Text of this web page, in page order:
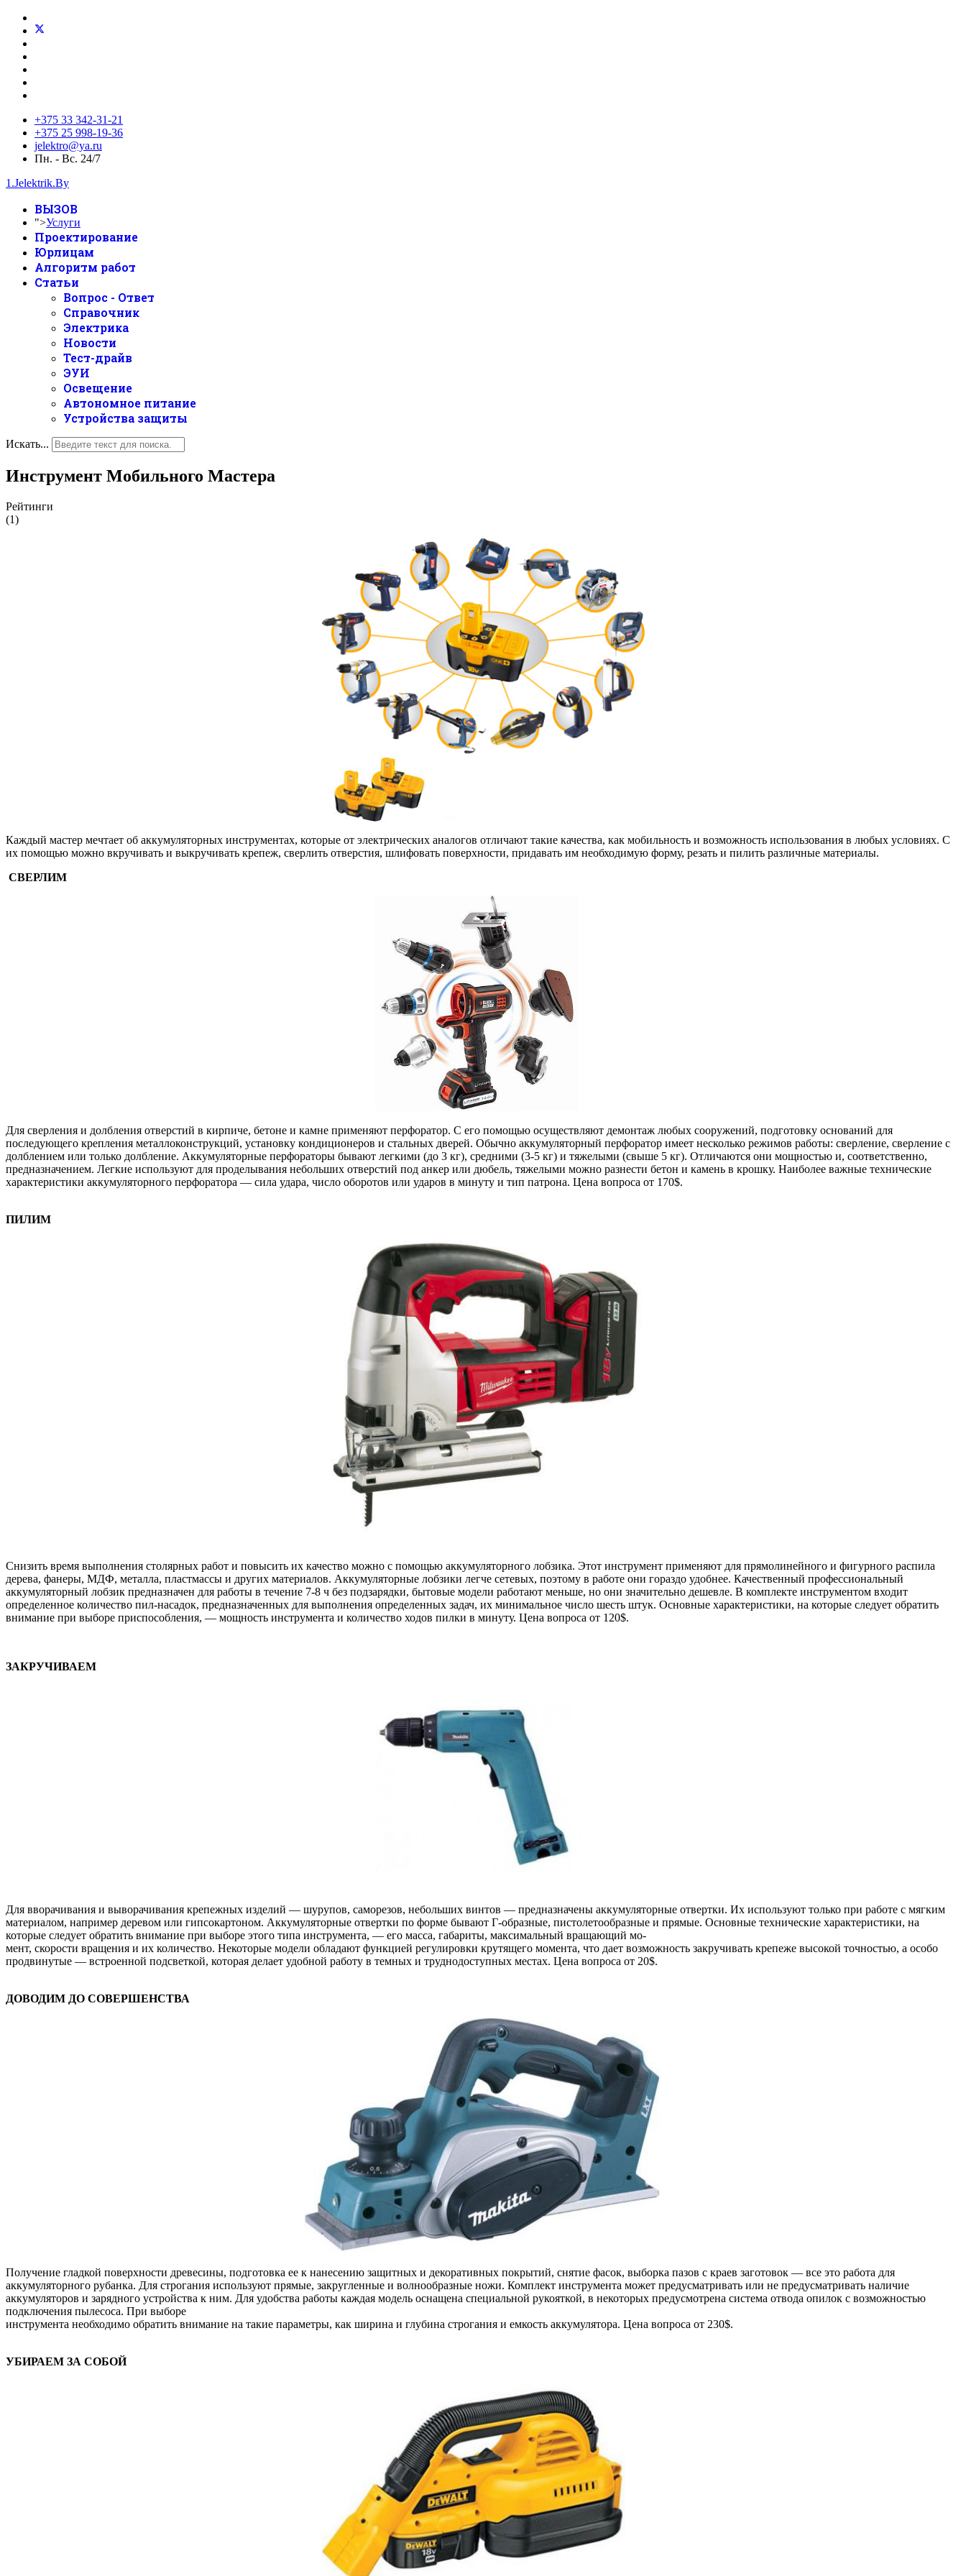
+375 33 342-31-21
+375 25 998-19-36
jelektro@ya.ru
Пн. - Вс. 24/7
1.Jelektrik.By
ВЫЗОВ
">Услуги
Проектирование
Юрлицам
Алгоритм работ
Статьи
Вопрос - Ответ
Справочник
Электрика
Новости
Тест-драйв
ЭУИ
Освещение
Автономное питание
Устройства защиты
Искать...
Инструмент Мобильного Мастера
Рейтинги
(1)
Каждый мастер мечтает об аккумуляторных инструментах, которые от электрических аналогов отличают такие качества, как мобильность и возможность использования в любых условиях. С
их помощью можно вкручивать и выкручивать крепеж, сверлить отверстия, шлифовать поверхности, придавать им необходимую форму, резать и пилить различные материалы.
СВЕРЛИМ
Для сверления и долбления отверстий в кирпиче, бетоне и камне применяют перфоратор. С его помощью осуществляют демонтаж любых сооружений, подготовку оснований для
последующего крепления металлоконструкций, установку кондиционеров и стальных дверей. Обычно аккумуляторный перфоратор имеет несколько режимов работы: сверление, сверление с
долблением или только долбление. Аккумуляторные перфораторы бывают легкими (до 3 кг), средними (3-5 кг) и тяжелыми (свыше 5 кг). Отличаются они мощностью и, соответственно,
предназначением. Легкие используют для проделывания небольших отверстий под анкер или дюбель, тяжелыми можно разнести бетон и камень в крошку. Наиболее важные технические
характеристики аккумуляторного перфоратора — сила удара, число оборотов или ударов в минуту и тип патрона. Цена вопроса от 170$.
ПИЛИМ
Снизить время выполнения столярных работ и повысить их качество можно с помощью аккумуляторного лобзика. Этот инструмент применяют для прямолинейного и фигурного распила
дерева, фанеры, МДФ, металла, пластмассы и других материалов. Аккумуляторные лобзики легче сетевых, поэтому в работе они гораздо удобнее. Качественный профессиональный
аккумуляторный лобзик предназначен для работы в течение 7-8 ч без подзарядки, бытовые модели работают меньше, но они значительно дешевле. В комплекте инструментом входит
определенное количество пил-насадок, предназначенных для выполнения определенных задач, их минимальное число шесть штук. Основные характеристики, на которые следует обратить
внимание при выборе приспособления, — мощность инструмента и количество ходов пилки в минуту. Цена вопроса от 120$.
ЗАКРУЧИВАЕМ
Для вворачивания и выворачивания крепежных изделий — шурупов, саморезов, небольших винтов — предназначены аккумуляторные отвертки. Их используют только при работе с мягким
материалом, например деревом или гипсокартоном. Аккумуляторные отвертки по форме бывают Г-образные, пистолетообразные и прямые. Основные технические характеристики, на
которые следует обратить внимание при выборе этого типа инструмента, — его масса, габариты, максимальный вращающий мо-
мент, скорости вращения и их количество. Некоторые модели обладают функцией регулировки крутящего момента, что дает возможность закручивать крепеже высокой точностью, а особо
продвинутые — встроенной подсветкой, которая делает удобной работу в темных и труднодоступных местах. Цена вопроса от 20$.
ДОВОДИМ ДО СОВЕРШЕНСТВА
Получение гладкой поверхности древесины, подготовка ее к нанесению защитных и декоративных покрытий, снятие фасок, выборка пазов с краев заготовок — все это работа для
аккумуляторного рубанка. Для строгания используют прямые, закругленные и волнообразные ножи. Комплект инструмента может предусматривать или не предусматривать наличие
аккумуляторов и зарядного устройства к ним. Для удобства работы каждая модель оснащена специальной рукояткой, в некоторых предусмотрена система отвода опилок с возможностью
подключения пылесоса. При выборе
инструмента необходимо обратить внимание на такие параметры, как ширина и глубина строгания и емкость аккумулятора. Цена вопроса от 230$.
УБИРАЕМ ЗА СОБОЙ